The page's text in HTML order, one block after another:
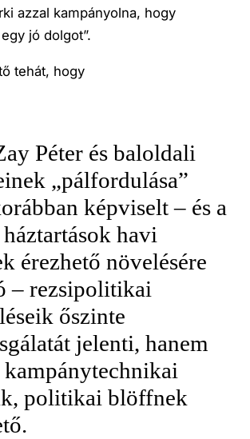
azzal kampányolna, hogy
jó dolgot”.
tehát, hogy
Péter és baloldali
„pálfordulása”
képviselt – és a
havi
érezhető növelésére
– rezsipolitikai
őszinte
jelenti, hanem
kampánytechnikai
politikai blöffnek